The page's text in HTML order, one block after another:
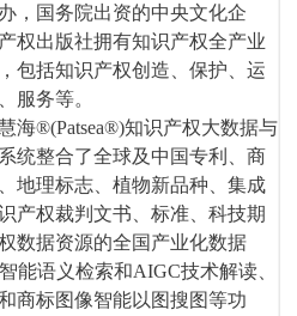
，国务院出资的中央文化企
权出版社拥有知识产权全产业
包括知识产权创造、保护、运
服务等。
海®(Patsea®)知识产权大数据与
统整合了全球及中国专利、商
地理标志、植物新品种、集成
产权裁判文书、标准、科技期
数据资源的全国产业化数据
能语义检索和AIGC技术解读、
商标图像智能以图搜图等功